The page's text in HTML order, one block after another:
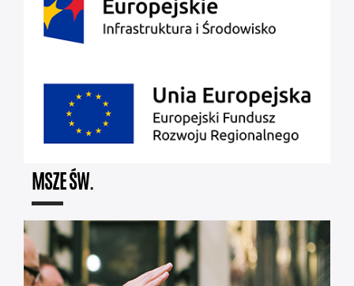
MSZE ŚW.